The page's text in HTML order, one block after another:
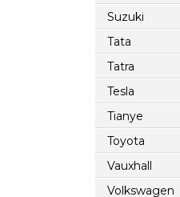
Suzuki
Tata
Tatra
Tesla
Tianye
Toyota
Vauxhall
Volkswagen